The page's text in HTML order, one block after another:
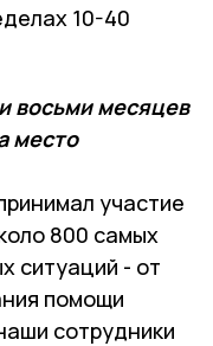
10-40
восьми месяцев
место
участие
800 самых
ситуаций - от
помощи
сотрудники